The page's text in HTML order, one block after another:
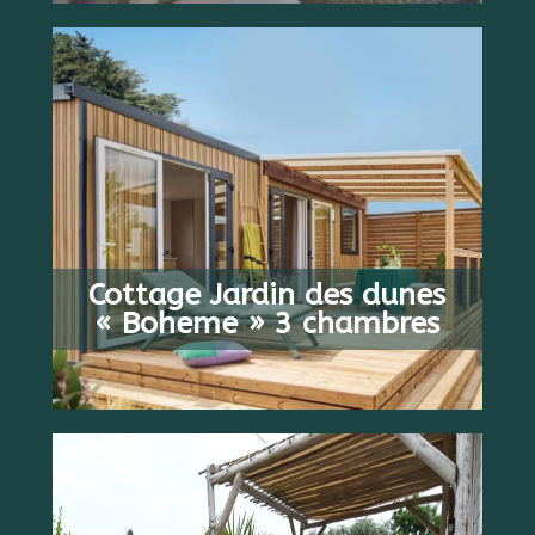
Cottage Jardin des dunes
« Boheme » 3 chambres
AB
608 €
/ WOCHE
6 PERSONEN
3 SCHLAFEN